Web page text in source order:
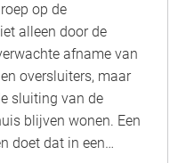
op de
alleen door de
afname van
oversluiters, maar
sluiting van de
blijven wonen. Een
doet dat in een…